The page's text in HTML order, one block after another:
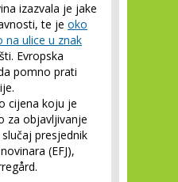
izazvala je jake
te je oko
na ulice u znak
Evropska
pomno prati
cijena koju je
za objavljivanje
presjednik
(EFJ),